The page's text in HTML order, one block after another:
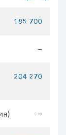
185 700
—
204 270
—